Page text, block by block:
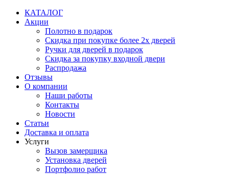
Перейти
содержимому
КАТАЛОГ
Акции
Полотно в подарок
Скидка при покупке более 2х дверей
Ручки для дверей в подарок
Скидка за покупку входной двери
Распродажа
Отзывы
О компании
Наши работы
Контакты
Новости
Статьи
Доставка и оплата
Услуги
Вызов замерщика
Установка дверей
Портфолио работ